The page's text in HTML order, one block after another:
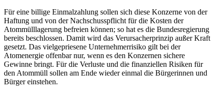
Für eine billige Einmalzahlung sollen sich diese Konzerne von der
Haftung und von der Nachschusspflicht für die Kosten der
Atommülllagerung befreien können; so hat es die Bundesregierung
bereits beschlossen. Damit wird das Verursacherprinzip außer Kraft
gesetzt. Das vielgepriesene Unternehmerrisiko gilt bei der
Atomenergie offenbar nur, wenn es den Konzernen sichere
Gewinne bringt. Für die Verluste und die finanziellen Risiken für
den Atommüll sollen am Ende wieder einmal die Bürgerinnen und
Bürger einstehen.